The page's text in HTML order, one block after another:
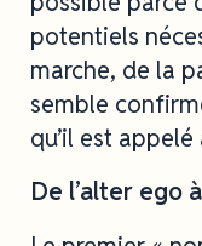
potentiels
marche, de la
semble
qu’il est
De l’alter ego